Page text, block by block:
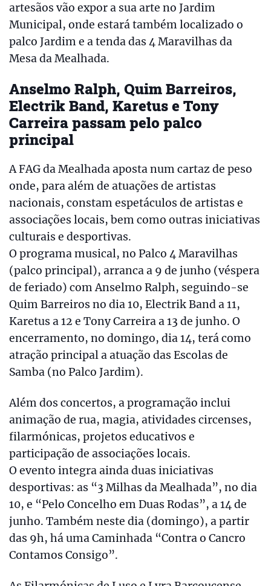
artesãos vão expor a sua arte no Jardim
Municipal, onde estará também localizado o
palco Jardim e a tenda das 4 Maravilhas da
Mesa da Mealhada.
Anselmo Ralph, Quim Barreiros,
Electrik Band, Karetus e Tony
Carreira passam pelo palco
principal
A FAG da Mealhada aposta num cartaz de peso
onde, para além de atuações de artistas
nacionais, constam espetáculos de artistas e
associações locais, bem como outras iniciativas
culturais e desportivas.
O programa musical, no Palco 4 Maravilhas
(palco principal), arranca a 9 de junho (véspera
de feriado) com Anselmo Ralph, seguindo-se
Quim Barreiros no dia 10, Electrik Band a 11,
Karetus a 12 e Tony Carreira a 13 de junho. O
encerramento, no domingo, dia 14, terá como
atração principal a atuação das Escolas de
Samba (no Palco Jardim).
Além dos concertos, a programação inclui
animação de rua, magia, atividades circenses,
filarmónicas, projetos educativos e
participação de associações locais.
O evento integra ainda duas iniciativas
desportivas: as “3 Milhas da Mealhada”, no dia
10, e “Pelo Concelho em Duas Rodas”, a 14 de
junho. Também neste dia (domingo), a partir
das 9h, há uma Caminhada “Contra o Cancro
Contamos Consigo”.